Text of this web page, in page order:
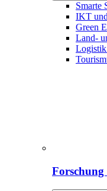
Smarte
IKT
Green
Land-